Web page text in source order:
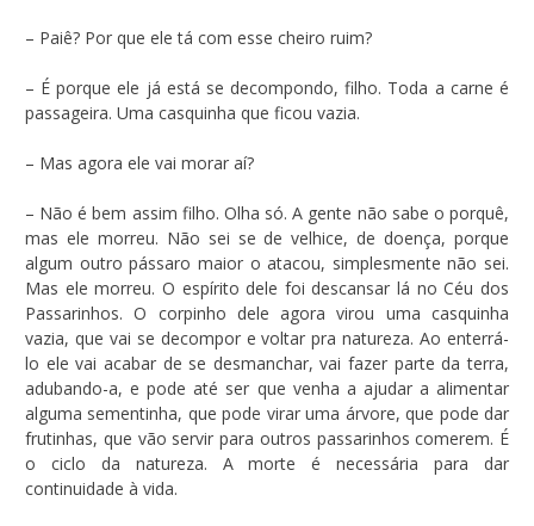
– Paiê? Por que ele tá com esse cheiro ruim?
– É porque ele já está se decompondo, filho. Toda a carne é
passageira. Uma casquinha que ficou vazia.
– Mas agora ele vai morar aí?
– Não é bem assim filho. Olha só. A gente não sabe o porquê,
mas ele morreu. Não sei se de velhice, de doença, porque
algum outro pássaro maior o atacou, simplesmente não sei.
Mas ele morreu. O espírito dele foi descansar lá no Céu dos
Passarinhos. O corpinho dele agora virou uma casquinha
vazia, que vai se decompor e voltar pra natureza. Ao enterrá-
lo ele vai acabar de se desmanchar, vai fazer parte da terra,
adubando-a, e pode até ser que venha a ajudar a alimentar
alguma sementinha, que pode virar uma árvore, que pode dar
frutinhas, que vão servir para outros passarinhos comerem. É
o ciclo da natureza. A morte é necessária para dar
continuidade à vida.